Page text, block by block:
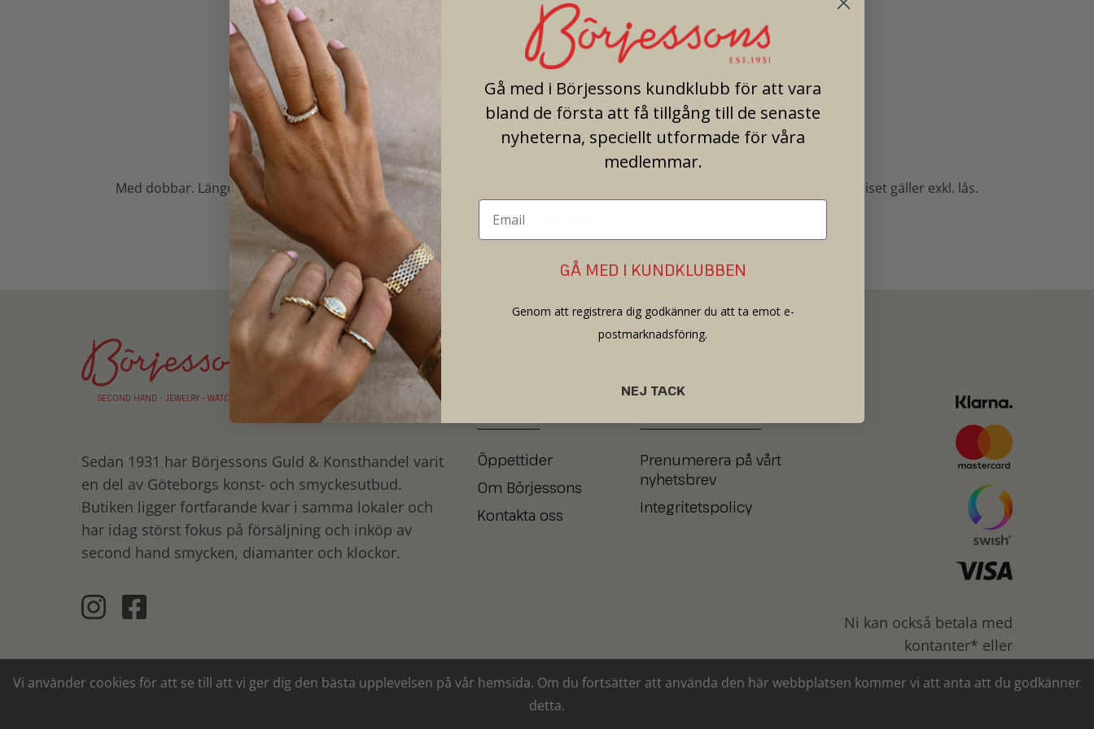
Lynggaard collier
Mega i 18K guld
Med dobbar. Längd 40cm. Bredd 6,7mm. Vikt 55,6g. Ej stämplad. Tillverkad hos Lynggaard, Danmark. Second hand. Obs, priset gäller exkl. lås.
Pris: 110 000
SECOND HAND - JEWELRY - WATCHES
Sedan 1931 har Börjessons Guld & Konsthandel varit
en del av Göteborgs konst- och smyckesutbud.
Butiken ligger fortfarande kvar i samma lokaler och
har idag störst fokus på försäljning och inköp av
second hand smycken, diamanter och klockor.
Öppettider
Om Börjessons
Kontakta oss
Prenumerera på vårt
nyhetsbrev
Integritetspolicy
Ni kan också betala med
kontanter* eller
* över 10.000 kr fyller kunden in en
Vi använder cookies för att se till att vi ger dig den bästa upplevelsen på vår hemsida. Om du fortsätter att använda den här webbplatsen kommer vi att anta att du godkänner
detta.
Gå med i Börjessons kundklubb för att vara
bland de första att få tillgång till de senaste
nyheterna, speciellt utformade för våra
medlemmar.
GÅ MED I KUNDKLUBBEN
Genom att registrera dig godkänner du att ta emot e-
postmarknadsföring.
NEJ TACK